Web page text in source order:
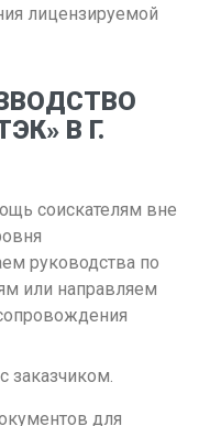
лицензируемой
В Г.
соискателям вне
руководства по
или направляем
заказчиком.
для